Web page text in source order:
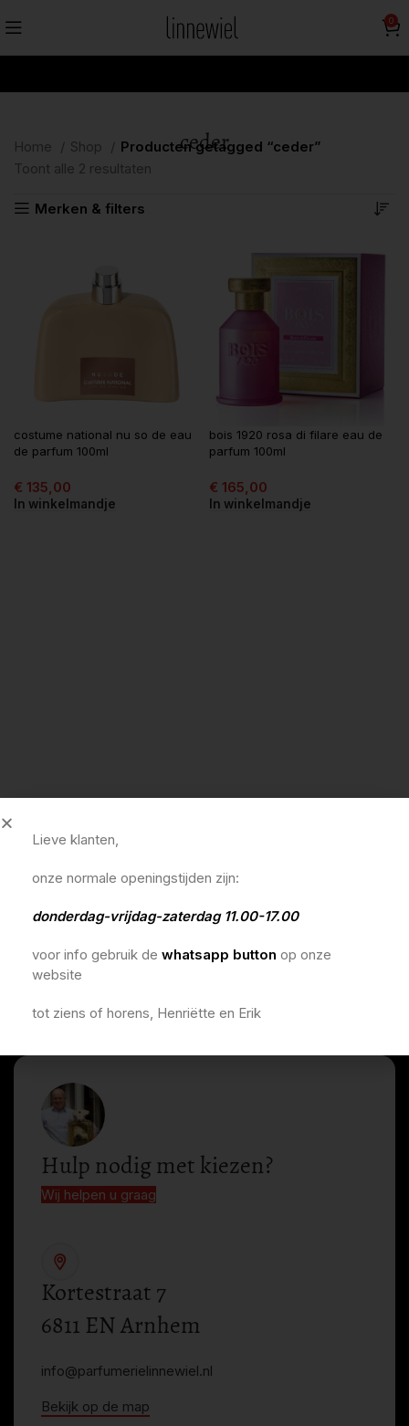
0
ceder
Home Shop
Producten getagged “ceder”
Toont alle 2 resultaten
Merken & filters
costume national nu so de eau
de parfum 100ml
€ 135,00
In winkelmandje
bois 1920 rosa di filare eau de
parfum 100ml
€ 165,00
In winkelmandje
Hulp nodig met kiezen?
Wij helpen u graag
Kortestraat 7
6811 EN Arnhem
info@parfumerielinnewiel.nl
Bekijk op de map
Lieve klanten,
onze normale openingstijden zijn:
donderdag-vrijdag-zaterdag 11.00-17.00
voor info gebruik de whatsapp button op onze
website
tot ziens of horens, Henriëtte en Erik